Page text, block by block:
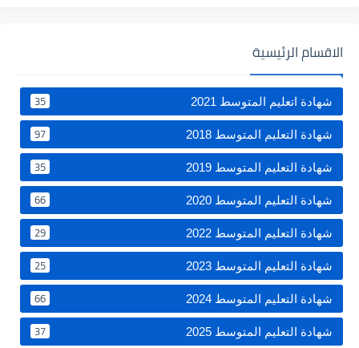
الاقسام الرئيسية
شهادة اتعليم المتوسط 2021 35
شهادة التعليم المتوسط 2018 97
شهادة التعليم المتوسط 2019 35
شهادة التعليم المتوسط 2020 66
شهادة التعليم المتوسط 2022 29
شهادة التعليم المتوسط 2023 25
شهادة التعليم المتوسط 2024 66
شهادة التعليم المتوسط 2025 37